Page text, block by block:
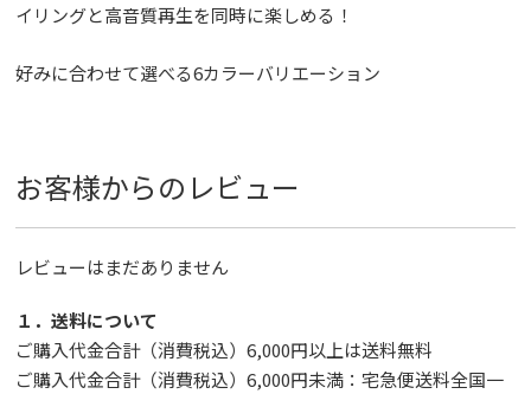
イリングと高音質再生を同時に楽しめる！
好みに合わせて選べる6カラーバリエーション
お客様からのレビュー
レビューはまだありません
１．送料について
ご購入代金合計（消費税込）6,000円以上は送料無料
ご購入代金合計（消費税込）6,000円未満：宅急便送料全国一